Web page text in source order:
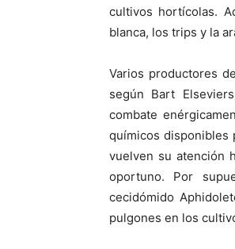
cultivos hortícolas.
blanca, los trips y la
Varios productores
según Bart
combate
químicos disponibles
vuelven su atención
oportuno. Por
cecidómido
pulgones en los